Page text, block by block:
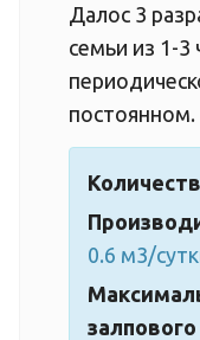
Далос 3
семьи из 1-3
постоянном.
0.6 м3/